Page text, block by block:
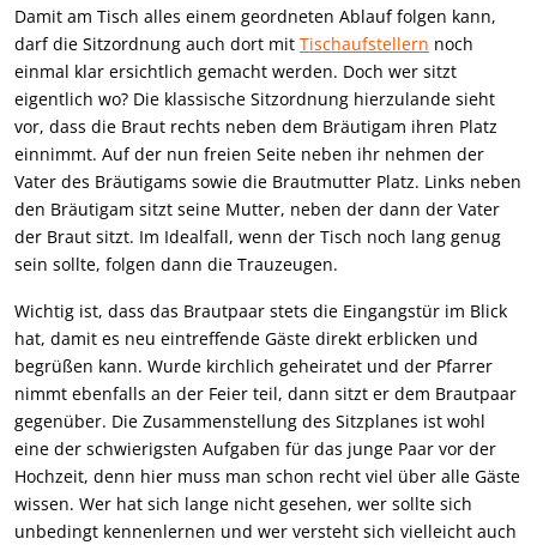
Damit am Tisch alles einem geordneten Ablauf folgen kann,
darf die Sitzordnung auch dort mit Tischaufstellern noch
einmal klar ersichtlich gemacht werden. Doch wer sitzt
eigentlich wo? Die klassische Sitzordnung hierzulande sieht
vor, dass die Braut rechts neben dem Bräutigam ihren Platz
einnimmt. Auf der nun freien Seite neben ihr nehmen der
Vater des Bräutigams sowie die Brautmutter Platz. Links neben
den Bräutigam sitzt seine Mutter, neben der dann der Vater
der Braut sitzt. Im Idealfall, wenn der Tisch noch lang genug
sein sollte, folgen dann die Trauzeugen.
Wichtig ist, dass das Brautpaar stets die Eingangstür im Blick
hat, damit es neu eintreffende Gäste direkt erblicken und
begrüßen kann. Wurde kirchlich geheiratet und der Pfarrer
nimmt ebenfalls an der Feier teil, dann sitzt er dem Brautpaar
gegenüber. Die Zusammenstellung des Sitzplanes ist wohl
eine der schwierigsten Aufgaben für das junge Paar vor der
Hochzeit, denn hier muss man schon recht viel über alle Gäste
wissen. Wer hat sich lange nicht gesehen, wer sollte sich
unbedingt kennenlernen und wer versteht sich vielleicht auch